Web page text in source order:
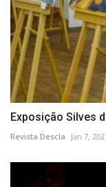
Exposição Silves
Revista Descla Jan 7,